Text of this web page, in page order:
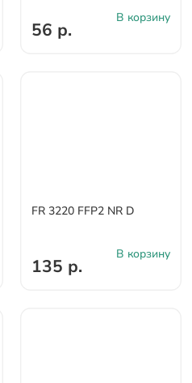
56 р.
В корзину
FR 3220 FFP2 NR D
135 р.
В корзину